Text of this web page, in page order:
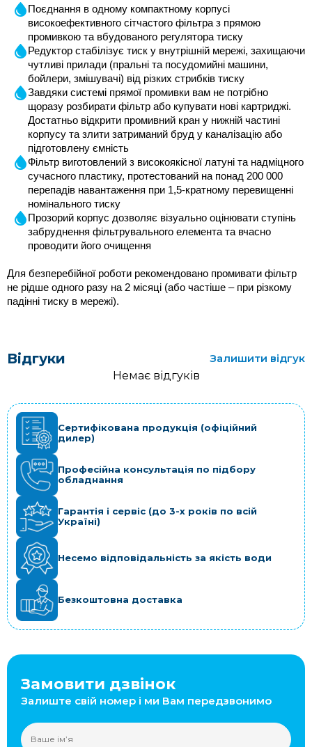
Поєднання в одному компактному корпусі
високоефективного сітчастого фільтра з прямою
промивкою та вбудованого регулятора тиску
Редуктор стабілізує тиск у внутрішній мережі, захищаючи
чутливі прилади (пральні та посудомийні машини,
бойлери, змішувачі) від різких стрибків тиску
Завдяки системі прямої промивки вам не потрібно
щоразу розбирати фільтр або купувати нові картриджі.
Достатньо відкрити промивний кран у нижній частині
корпусу та злити затриманий бруд у каналізацію або
підготовлену ємність
Фільтр виготовлений з високоякісної латуні та надміцного
сучасного пластику, протестований на понад 200 000
перепадів навантаження при 1,5-кратному перевищенні
номінального тиску
Прозорий корпус дозволяє візуально оцінювати ступінь
забруднення фільтрувального елемента та вчасно
проводити його очищення
Для безперебійної роботи рекомендовано промивати фільтр
не рідше одного разу на 2 місяці (або частіше – при різкому
падінні тиску в мережі).
Відгуки
Залишити відгук
Немає відгуків
Сертифікована продукція (офіційний
дилер)
Професійна консультація по підбору
обладнання
Гарантія і сервіс (до 3-х років по всій
Україні)
Несемо відповідальність за якість води
Безкоштовна доставка
Замовити дзвінок
Залиште свій номер і ми Вам передзвонимо